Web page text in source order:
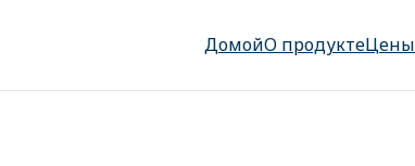
ДомойО продуктеЦены